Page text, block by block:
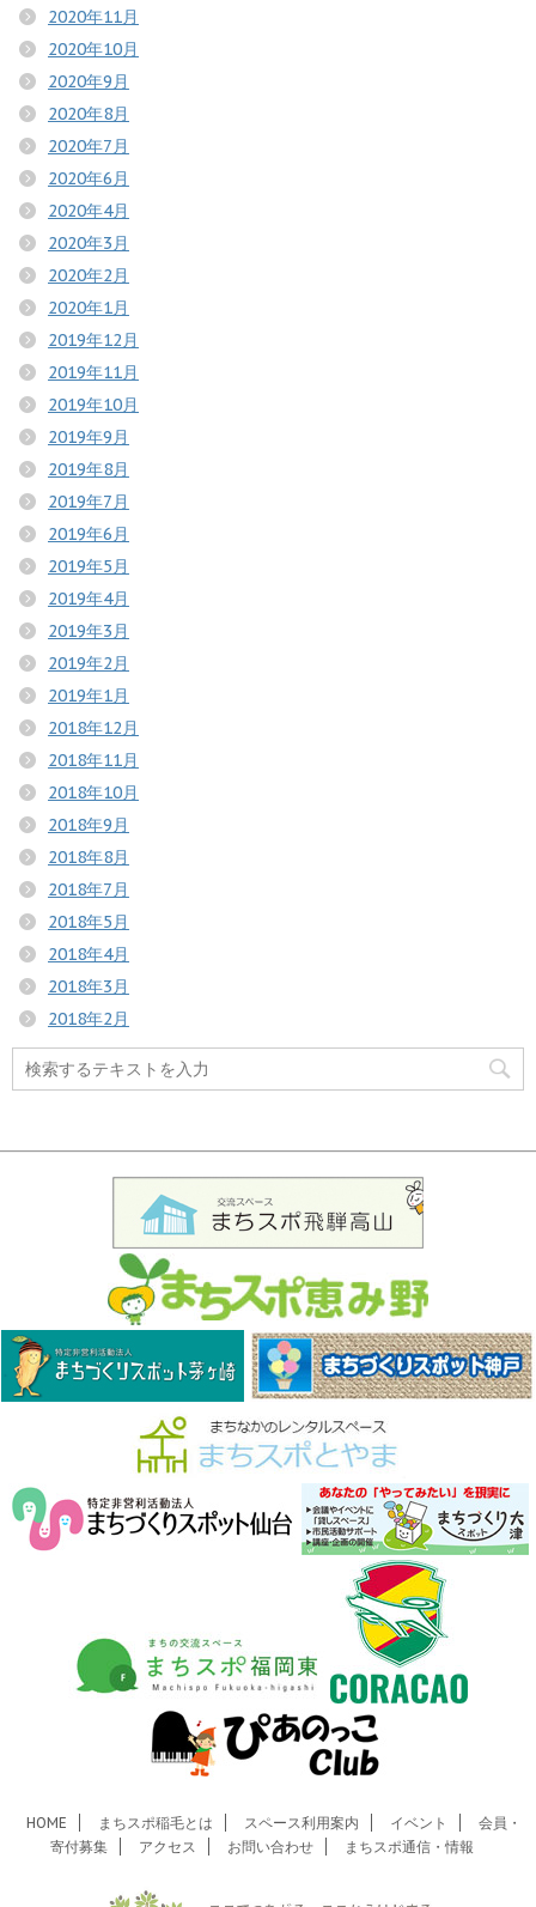
2020年11月
2020年10月
2020年9月
2020年8月
2020年7月
2020年6月
2020年4月
2020年3月
2020年2月
2020年1月
2019年12月
2019年11月
2019年10月
2019年9月
2019年8月
2019年7月
2019年6月
2019年5月
2019年4月
2019年3月
2019年2月
2019年1月
2018年12月
2018年11月
2018年10月
2018年9月
2018年8月
2018年7月
2018年5月
2018年4月
2018年3月
2018年2月
HOME まちスポ稲毛とは スペース利用案内 イベント
会員・
寄付募集
アクセス お問い合わせ まちスポ通信・情報